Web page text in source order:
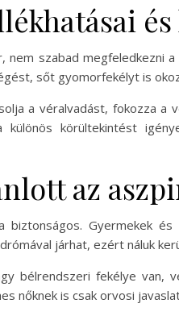
és
nem szabad megfeledkezni
sőt gyomorfekélyt is
a véralvadást, fokozza
különös körültekintést
az
biztonságos. Gyermekek
járhat, ezért náluk
bélrendszeri fekélye van,
nőknek is csak orvosi